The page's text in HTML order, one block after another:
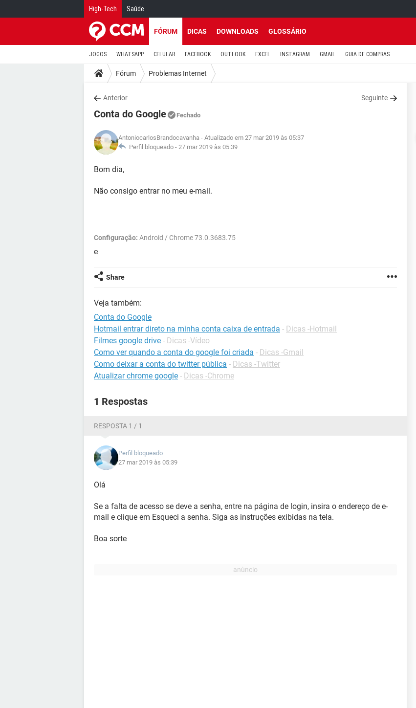
High-Tech Saúde
FÓRUM DICAS DOWNLOADS GLOSSÁRIO
JOGOS WHATSAPP CELULAR FACEBOOK OUTLOOK EXCEL INSTAGRAM GMAIL GUIA DE COMPRAS
Fórum Problemas Internet
Anterior Seguinte
Conta do Google Fechado
AntoniocarlosBrandocavanha - Atualizado em 27 mar 2019 às 05:37
Perfil bloqueado - 27 mar 2019 às 05:39
Bom dia,
Não consigo entrar no meu e-mail.
Configuração: Android / Chrome 73.0.3683.75
e
Share
Veja também:
Conta do Google
Hotmail entrar direto na minha conta caixa de entrada - Dicas -Hotmail
Filmes google drive - Dicas -Vídeo
Como ver quando a conta do google foi criada - Dicas -Gmail
Como deixar a conta do twitter pública - Dicas -Twitter
Atualizar chrome google - Dicas -Chrome
1 Respostas
RESPOSTA 1 / 1
Perfil bloqueado
27 mar 2019 às 05:39
Olá
Se a falta de acesso se deve a senha, entre na página de login, insira o endereço de e-
mail e clique em Esqueci a senha. Siga as instruções exibidas na tela.
Boa sorte